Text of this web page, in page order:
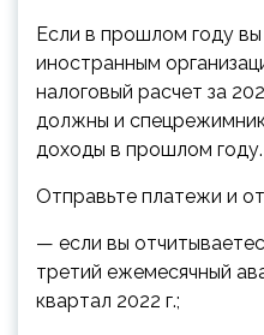
Если в прошлом году
иностранным
налоговый расчет за
должны и
доходы в прошлом году.
Отправьте платежи и
— если вы
третий ежемесячный
квартал 2022 г.;